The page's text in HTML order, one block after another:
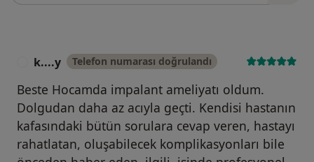
k....y Telefon numarası doğrulandı
Beste Hocamda impalant ameliyatı oldum.
Dolgudan daha az acıyla geçti. Kendisi hastanın
kafasındaki bütün sorulara cevap veren, hastayı
rahatlatan, oluşabilecek komplikasyonları bile